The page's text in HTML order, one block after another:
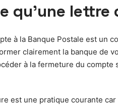
qu’une
à la Banque Postale est un
clairement la banque de
à la fermeture du
est une pratique courante